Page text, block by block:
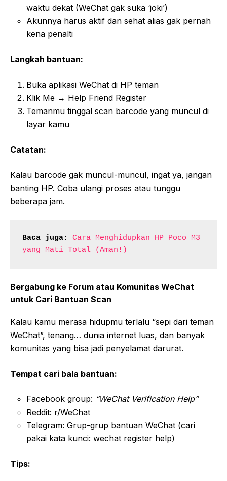
waktu dekat (WeChat gak suka ‘joki’)
Akunnya harus aktif dan sehat alias gak pernah
kena penalti
Langkah bantuan:
Buka aplikasi WeChat di HP teman
Klik Me → Help Friend Register
Temanmu tinggal scan barcode yang muncul di
layar kamu
Catatan:
Kalau barcode gak muncul-muncul, ingat ya, jangan
banting HP. Coba ulangi proses atau tunggu
beberapa jam.
Baca juga:
Cara Menghidupkan HP Poco M3
yang Mati Total (Aman!)
Bergabung ke Forum atau Komunitas WeChat
untuk Cari Bantuan Scan
Kalau kamu merasa hidupmu terlalu “sepi dari teman
WeChat”, tenang… dunia internet luas, dan banyak
komunitas yang bisa jadi penyelamat darurat.
Tempat cari bala bantuan:
Facebook group: “WeChat Verification Help”
Reddit: r/WeChat
Telegram: Grup-grup bantuan WeChat (cari
pakai kata kunci: wechat register help)
Tips: